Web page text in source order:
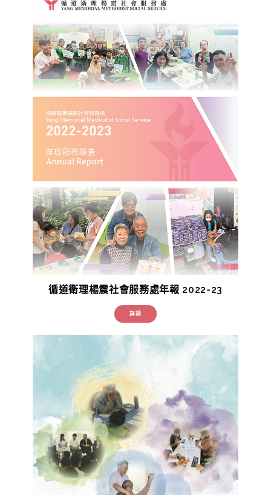
循道衛理楊震社會服務處年報 2022-23
詳請